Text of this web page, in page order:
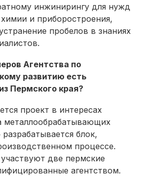
инжинирингу для нужд
и приборостроения,
пробелов в знаниях
Агентства по
развитию есть
Пермского края?
проект в интересах
металлообрабатываю­щих
блок,
процессе.
две пермские
агентством.